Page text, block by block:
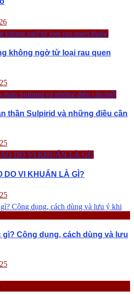
không ngờ từ loại rau quen
thần Sulpirid và những điều cần
DO VI KHUẨN LÀ GÌ?
gì? Công dụng, cách dùng và lưu